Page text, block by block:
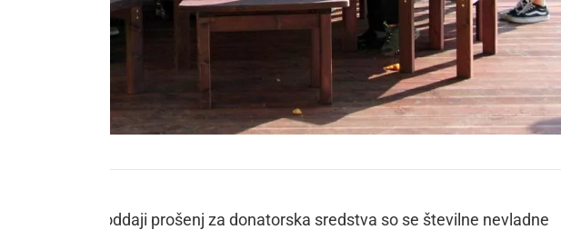
Slovenija k oddaji prošenj za donatorska sredstva so se številne nevladne